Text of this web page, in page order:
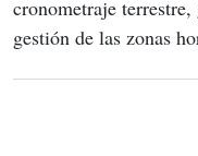
cronometraje
gestión de las zonas